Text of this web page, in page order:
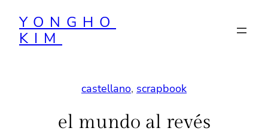
contenido
YONGHO
KIM
castellano, scrapbook
el mundo al revés